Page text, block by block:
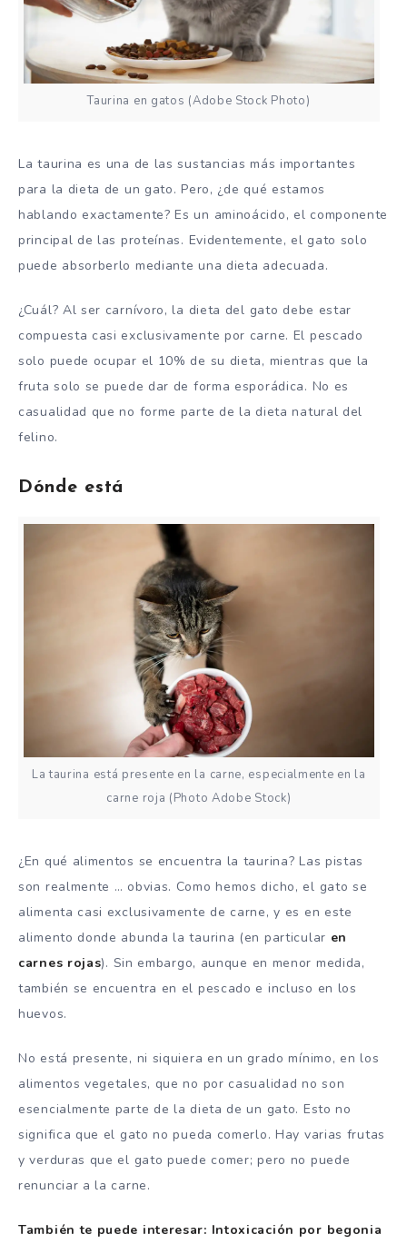
Taurina en gatos (Adobe Stock Photo)
La taurina es una de las sustancias más importantes
para la dieta de un gato. Pero, ¿de qué estamos
hablando exactamente? Es un aminoácido, el componente
principal de las proteínas. Evidentemente, el gato solo
puede absorberlo mediante una dieta adecuada.
¿Cuál? Al ser carnívoro, la dieta del gato debe estar
compuesta casi exclusivamente por carne. El pescado
solo puede ocupar el 10% de su dieta, mientras que la
fruta solo se puede dar de forma esporádica. No es
casualidad que no forme parte de la dieta natural del
felino.
Dónde está
La taurina está presente en la carne, especialmente en la
carne roja (Photo Adobe Stock)
¿En qué alimentos se encuentra la taurina? Las pistas
son realmente … obvias. Como hemos dicho, el gato se
alimenta casi exclusivamente de carne, y es en este
alimento donde abunda la taurina (en particular en
carnes rojas). Sin embargo, aunque en menor medida,
también se encuentra en el pescado e incluso en los
huevos.
No está presente, ni siquiera en un grado mínimo, en los
alimentos vegetales, que no por casualidad no son
esencialmente parte de la dieta de un gato. Esto no
significa que el gato no pueda comerlo. Hay varias frutas
y verduras que el gato puede comer; pero no puede
renunciar a la carne.
También te puede interesar: Intoxicación por begonia